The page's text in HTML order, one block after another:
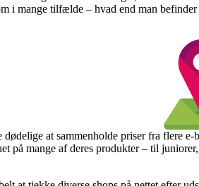
i mange tilfælde – hvad end man
at sammenholde priser fra flere
på mange af deres produkter – til